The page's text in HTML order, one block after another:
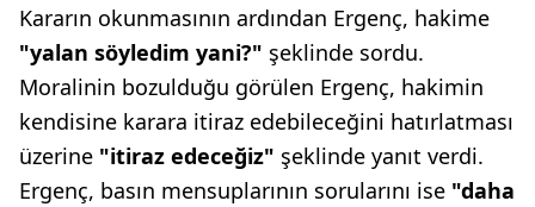
Kararın okunmasının ardından Ergenç, hakime
"yalan söyledim yani?" şeklinde sordu.
Moralinin bozulduğu görülen Ergenç, hakimin
kendisine karara itiraz edebileceğini hatırlatması
üzerine "itiraz edeceğiz" şeklinde yanıt verdi.
Ergenç, basın mensuplarının sorularını ise "daha